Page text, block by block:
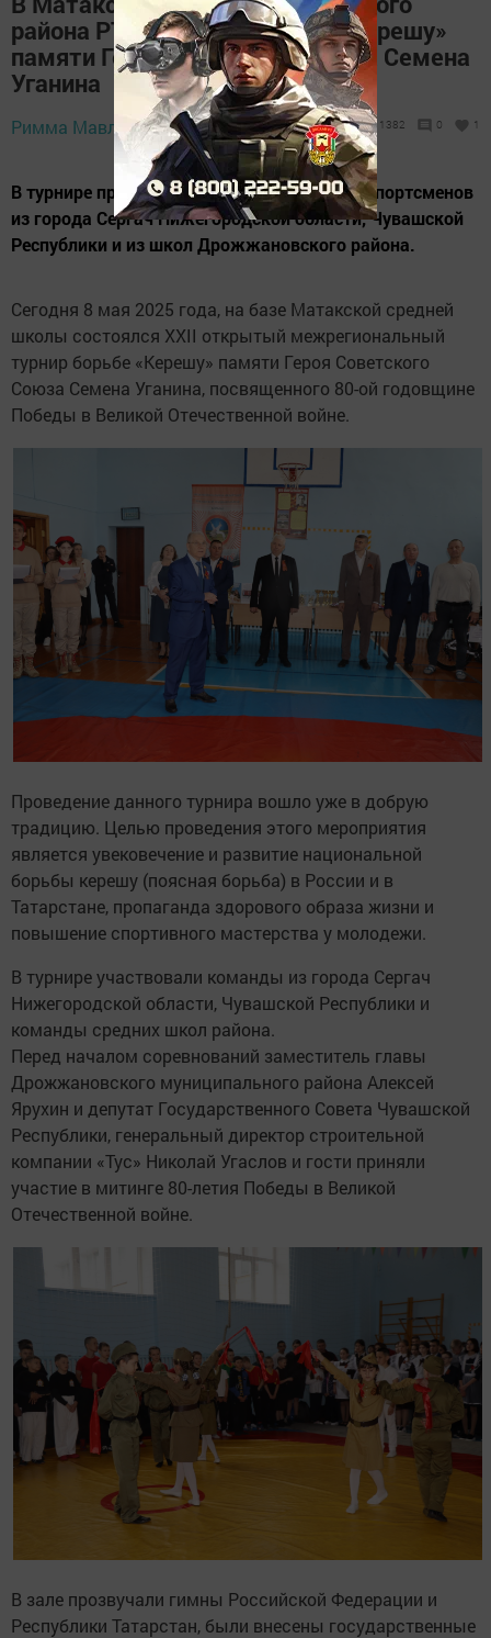
района РТ прошел турнир по «Керешу»
памяти Героя Советского Союза Семена
Уганина
Римма Мавлютова, 8 мая 2025 - 22:02 1382 0 1
В турнире приняли участие более 70 юных спортсменов
из города Сергач Нижегородской области, Чувашской
Республики и из школ Дрожжановского района.
Сегодня 8 мая 2025 года, на базе Матакской средней
школы состоялся XXII открытый межрегиональный
турнир борьбе «Керешу» памяти Героя Советского
Союза Семена Уганина, посвященного 80-ой годовщине
Победы в Великой Отечественной войне.
Проведение данного турнира вошло уже в добрую
традицию. Целью проведения этого мероприятия
является увековечение и развитие национальной
борьбы керешу (поясная борьба) в России и в
Татарстане, пропаганда здорового образа жизни и
повышение спортивного мастерства у молодежи.
В турнире участвовали команды из города Сергач
Нижегородской области, Чувашской Республики и
команды средних школ района.
Перед началом соревнований заместитель главы
Дрожжановского муниципального района Алексей
Ярухин и депутат Государственного Совета Чувашской
Республики, генеральный директор строительной
компании «Тус» Николай Угаслов и гости приняли
участие в митинге 80-летия Победы в Великой
Отечественной войне.
В зале прозвучали гимны Российской Федерации и
Республики Татарстан, были внесены государственные